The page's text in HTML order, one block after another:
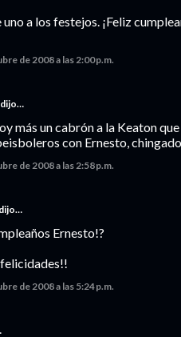
uno a los festejos. ¡Feliz
de 2008 a las 2:00 p.m.
dijo…
más un cabrón a la Keaton
con Ernesto,
de 2008 a las 2:58 p.m.
dijo…
Ernesto!?
de 2008 a las 5:24 p.m.